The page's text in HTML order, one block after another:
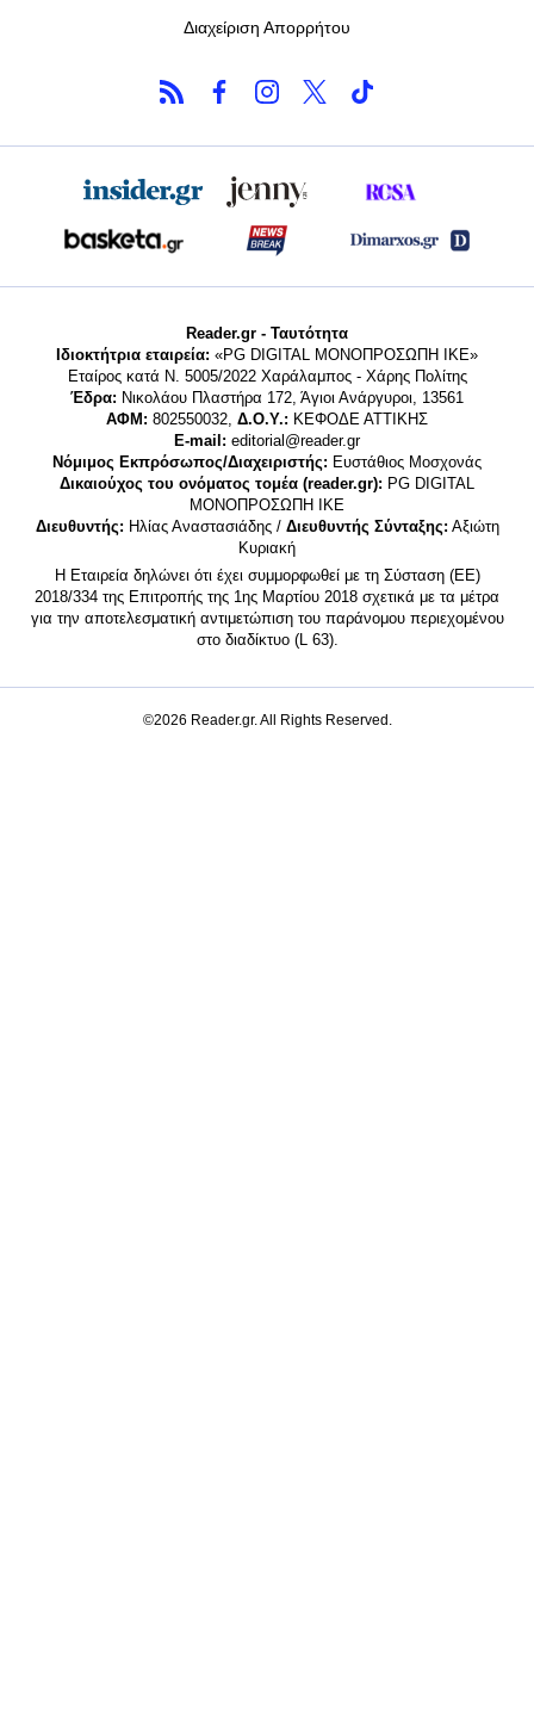
Διαχείριση Απορρήτου
Reader.gr - Ταυτότητα
Ιδιοκτήτρια εταιρεία: «PG DIGITAL MONΟΠΡΟΣΩΠΗ ΙΚΕ»
Εταίρος κατά Ν. 5005/2022 Χαράλαμπος - Χάρης Πολίτης
Έδρα: Νικολάου Πλαστήρα 172, Άγιοι Ανάργυροι, 13561
ΑΦΜ: 802550032, Δ.Ο.Υ.: ΚΕΦΟΔΕ ΑΤΤΙΚΗΣ
E-mail: editorial@reader.gr
Νόμιμος Εκπρόσωπος/Διαχειριστής: Ευστάθιος Μοσχονάς
Δικαιούχος του ονόματος τομέα (reader.gr): PG DIGITAL
MONΟΠΡΟΣΩΠΗ ΙΚΕ
Διευθυντής: Ηλίας Αναστασιάδης / Διευθυντής Σύνταξης: Αξιώτη
Κυριακή
Η Εταιρεία δηλώνει ότι έχει συμμορφωθεί με τη Σύσταση (ΕΕ)
2018/334 της Επιτροπής της 1ης Μαρτίου 2018 σχετικά με τα μέτρα
για την αποτελεσματική αντιμετώπιση του παράνομου περιεχομένου
στο διαδίκτυο (L 63).
©2026 Reader.gr. All Rights Reserved.